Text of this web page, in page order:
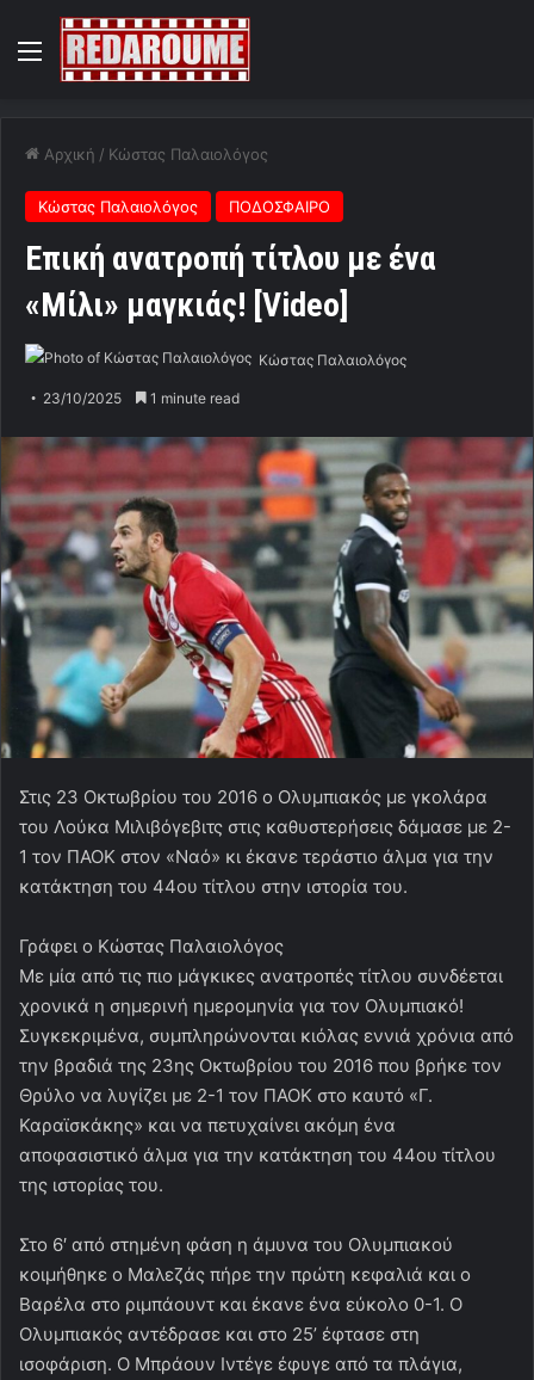
Menu
Αρχική / Κώστας Παλαιολόγος
Κώστας Παλαιολόγος ΠΟΔΟΣΦΑΙΡΟ
Επική ανατροπή τίτλου με ένα
«Μίλι» μαγκιάς! [Video]
Κώστας Παλαιολόγος
23/10/2025 1 minute read
Στις 23 Οκτωβρίου του 2016 ο Ολυμπιακός με γκολάρα
του Λούκα Μιλιβόγεβιτς στις καθυστερήσεις δάμασε με 2-
1 τον ΠΑΟΚ στον «Ναό» κι έκανε τεράστιο άλμα για την
κατάκτηση του 44ου τίτλου στην ιστορία του.
Γράφει ο Κώστας Παλαιολόγος
Με μία από τις πιο μάγκικες ανατροπές τίτλου συνδέεται
χρονικά η σημερινή ημερομηνία για τον Ολυμπιακό!
Συγκεκριμένα, συμπληρώνονται κιόλας εννιά χρόνια από
την βραδιά της 23ης Οκτωβρίου του 2016 που βρήκε τον
Θρύλο να λυγίζει με 2-1 τον ΠΑΟΚ στο καυτό «Γ.
Καραϊσκάκης» και να πετυχαίνει ακόμη ένα
αποφασιστικό άλμα για την κατάκτηση του 44ου τίτλου
της ιστορίας του.
Στο 6′ από στημένη φάση η άμυνα του Ολυμπιακού
κοιμήθηκε ο Μαλεζάς πήρε την πρώτη κεφαλιά και ο
Βαρέλα στο ριμπάουντ και έκανε ένα εύκολο 0-1. Ο
Ολυμπιακός αντέδρασε και στο 25’ έφτασε στη
ισοφάριση. Ο Μπράουν Ιντέγε έφυγε από τα πλάγια,